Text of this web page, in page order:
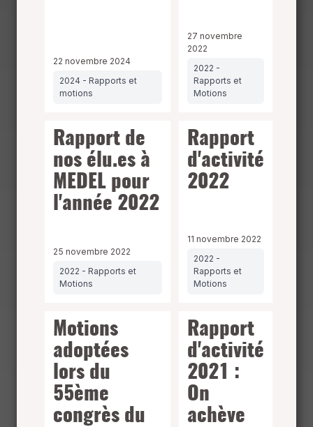
22 novembre 2024
2024 - Rapports et
motions
27 novembre
2022
2022 -
Rapports et
Motions
Rapport de
nos élu.es à
MEDEL pour
l'année 2022
25 novembre 2022
2022 - Rapports et
Motions
Rapport
d'activité
2022
11 novembre 2022
2022 -
Rapports et
Motions
Motions
adoptées
lors du
55ème
congrès du
Rapport
d'activité
2021 :
On
achève